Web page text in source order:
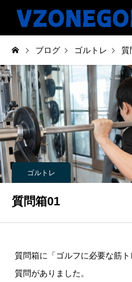
ブログ ゴルトレ 質
ゴルトレ
質問箱01
質問箱に「ゴルフに必要な筋
質問がありました。